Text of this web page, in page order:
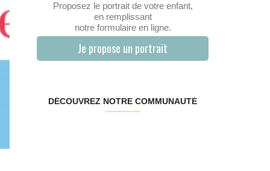
Proposez le portrait de votre enfant,
en remplissant
notre formulaire en ligne.
Je propose un portrait
DÉCOUVREZ NOTRE COMMUNAUTÉ